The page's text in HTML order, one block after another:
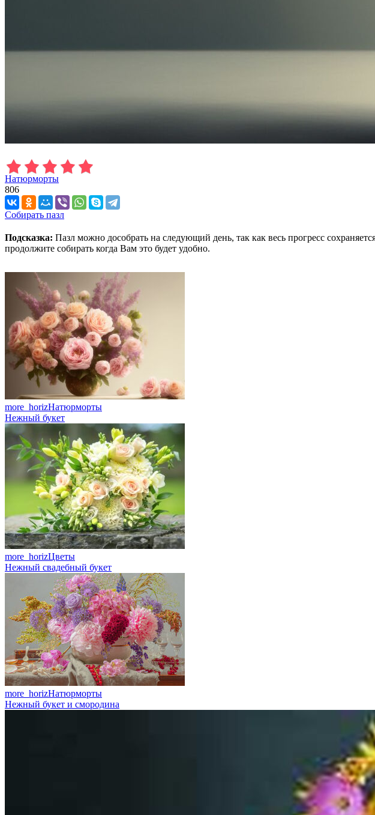
Натюрморты
806
Собирать пазл
Подсказка: Пазл можно дособрать на следующий день, так как весь прогресс
продолжите собирать когда Вам это будет удобно.
more_horizНатюрморты
Нежный букет
more_horizЦветы
Нежный свадебный букет
more_horizНатюрморты
Нежный букет и смородина